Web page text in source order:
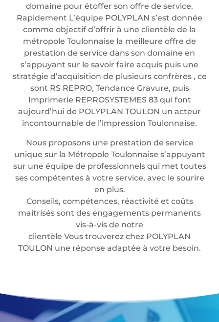
domaine pour étoffer son offre de service.
Rapidement L’équipe POLYPLAN s’est donnée
comme objectif d’offrir à une clientèle de la
métropole Toulonnaise la meilleure offre de
prestation de service dans son domaine en
s’appuyant sur le savoir faire acquis puis une
stratégie d’acquisition de plusieurs confrères , ce
sont RS REPRO, Tendance Gravure, puis
Imprimerie REPROSYSTEMES 83 qui font
aujourd’hui de POLYPLAN TOULON un acteur
incontournable de l’impression Toulonnaise.
Nous proposons une prestation de service
unique sur la Métropole Toulonnaise s’appuyant
sur une équipe de professionnels qui met toutes
ses compétentes à votre service, avec le sourire
en plus.
Conseils, compétences, réactivité et coûts
maitrisés sont des engagements permanents
vis-à-vis de notre
clientèle Vous trouverez chez POLYPLAN
TOULON une réponse adaptée à votre besoin.